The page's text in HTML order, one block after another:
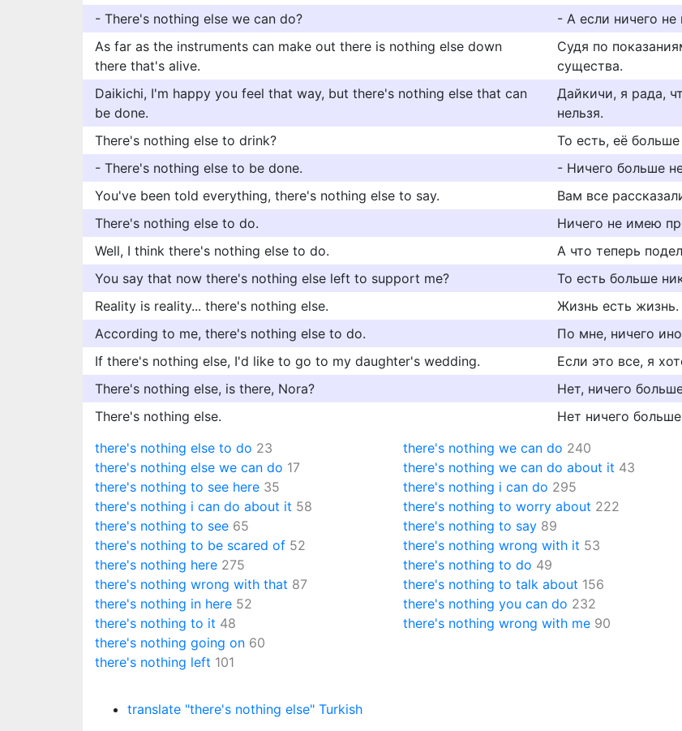
- There's nothing else we can do?
- А если ничего не
As far as the instruments can make out there is nothing else down
there that's alive.
Судя по
существа.
Daikichi, I'm happy you feel that way, but there's nothing else that can
be done.
Дайкичи, я рада,
нельзя.
There's nothing else to drink?
То есть, её больше
- There's nothing else to be done.
- Ничего больше
You've been told everything, there's nothing else to say.
Вам все
There's nothing else to do.
Ничего не имею
Well, I think there's nothing else to do.
А что теперь
You say that now there's nothing else left to support me?
То есть больше
Reality is reality... there's nothing else.
Жизнь есть
According to me, there's nothing else to do.
По мне, ничего
If there's nothing else, I'd like to go to my daughter's wedding.
Если это все, я
There's nothing else, is there, Nora?
Нет, ничего
There's nothing else.
Нет ничего
there's nothing else to do 23
there's nothing else we can do 17
there's nothing to see here 35
there's nothing i can do about it 58
there's nothing to see 65
there's nothing to be scared of 52
there's nothing here 275
there's nothing wrong with that 87
there's nothing in here 52
there's nothing to it 48
there's nothing we can do 240
there's nothing we can do about it 43
there's nothing i can do 295
there's nothing to worry about 222
there's nothing to say 89
there's nothing wrong with it 53
there's nothing to do 49
there's nothing to talk about 156
there's nothing you can do 232
there's nothing wrong with me 90
there's nothing going on 60
there's nothing left 101
translate "there's nothing else" Turkish